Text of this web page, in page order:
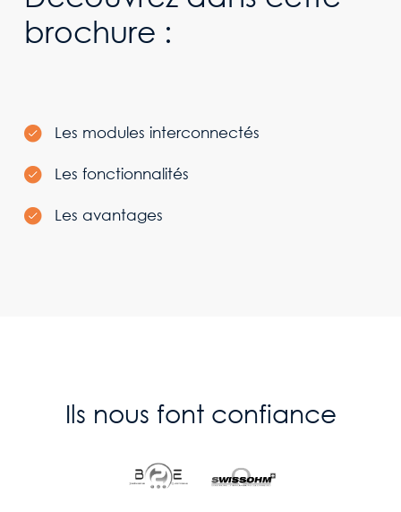
brochure :
Les modules interconnectés
Les fonctionnalités
Les avantages
Ils nous font confiance